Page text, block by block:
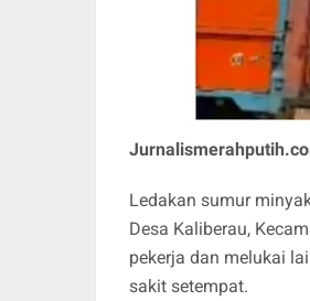
Ledakan sumur
Desa Kaliberau,
pekerja dan melukai
sakit setempat.